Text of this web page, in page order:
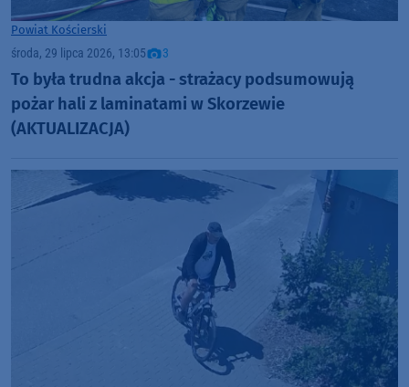
Powiat Kościerski
środa, 29 lipca 2026, 13:05 3
To była trudna akcja - strażacy podsumowują
pożar hali z laminatami w Skorzewie
(AKTUALIZACJA)